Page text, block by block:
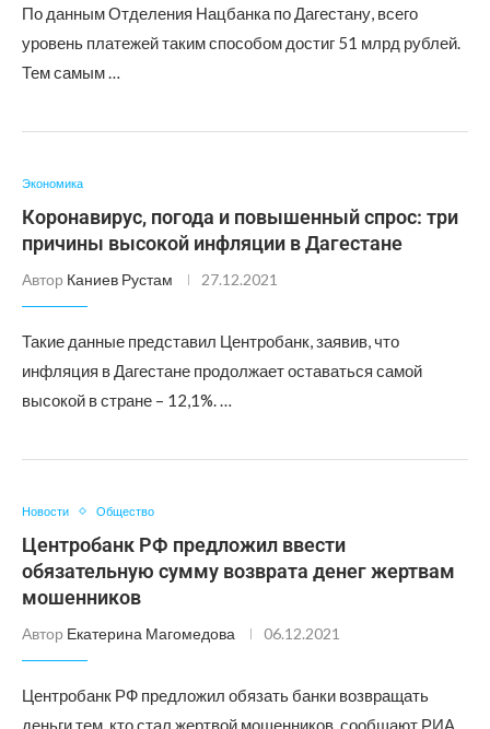
По данным Отделения Нацбанка по Дагестану, всего
уровень платежей таким способом достиг 51 млрд рублей.
Тем самым …
Экономика
Коронавирус, погода и повышенный спрос: три
причины высокой инфляции в Дагестане
Автор Каниев Рустам 27.12.2021
Такие данные представил Центробанк, заявив, что
инфляция в Дагестане продолжает оставаться самой
высокой в стране – 12,1%. …
Новости Общество
Центробанк РФ предложил ввести
обязательную сумму возврата денег жертвам
мошенников
Автор Екатерина Магомедова 06.12.2021
Центробанк РФ предложил обязать банки возвращать
деньги тем, кто стал жертвой мошенников, сообщают РИА